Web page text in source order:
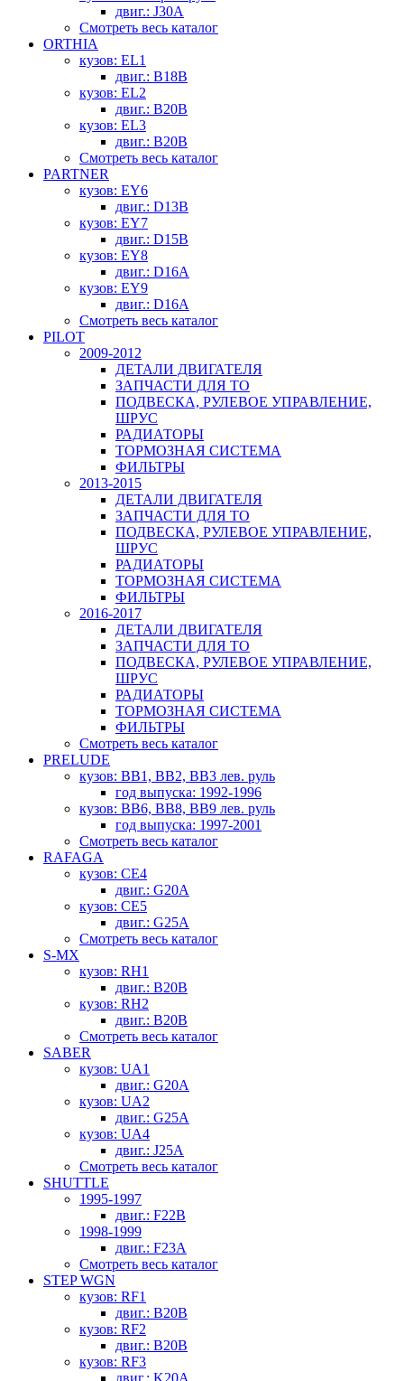
двиг.: J30A
Смотреть весь каталог
ORTHIA
кузов: EL1
двиг.: B18B
кузов: EL2
двиг.: B20B
кузов: EL3
двиг.: B20B
Смотреть весь каталог
PARTNER
кузов: EY6
двиг.: D13B
кузов: EY7
двиг.: D15B
кузов: EY8
двиг.: D16A
кузов: EY9
двиг.: D16A
Смотреть весь каталог
PILOT
2009-2012
ДЕТАЛИ ДВИГАТЕЛЯ
ЗАПЧАСТИ ДЛЯ ТО
ПОДВЕСКА, РУЛЕВОЕ УПРАВЛЕНИЕ,
ШРУС
РАДИАТОРЫ
ТОРМОЗНАЯ СИСТЕМА
ФИЛЬТРЫ
2013-2015
ДЕТАЛИ ДВИГАТЕЛЯ
ЗАПЧАСТИ ДЛЯ ТО
ПОДВЕСКА, РУЛЕВОЕ УПРАВЛЕНИЕ,
ШРУС
РАДИАТОРЫ
ТОРМОЗНАЯ СИСТЕМА
ФИЛЬТРЫ
2016-2017
ДЕТАЛИ ДВИГАТЕЛЯ
ЗАПЧАСТИ ДЛЯ ТО
ПОДВЕСКА, РУЛЕВОЕ УПРАВЛЕНИЕ,
ШРУС
РАДИАТОРЫ
ТОРМОЗНАЯ СИСТЕМА
ФИЛЬТРЫ
Смотреть весь каталог
PRELUDE
кузов: BB1, BB2, BB3 лев. руль
год выпуска: 1992-1996
кузов: BB6, BB8, BB9 лев. руль
год выпуска: 1997-2001
Смотреть весь каталог
RAFAGA
кузов: CE4
двиг.: G20A
кузов: CE5
двиг.: G25A
Смотреть весь каталог
S-MX
кузов: RH1
двиг.: B20B
кузов: RH2
двиг.: B20B
Смотреть весь каталог
SABER
кузов: UA1
двиг.: G20A
кузов: UA2
двиг.: G25A
кузов: UA4
двиг.: J25A
Смотреть весь каталог
SHUTTLE
1995-1997
двиг.: F22B
1998-1999
двиг.: F23A
Смотреть весь каталог
STEP WGN
кузов: RF1
двиг.: B20B
кузов: RF2
двиг.: B20B
кузов: RF3
двиг.: K20A